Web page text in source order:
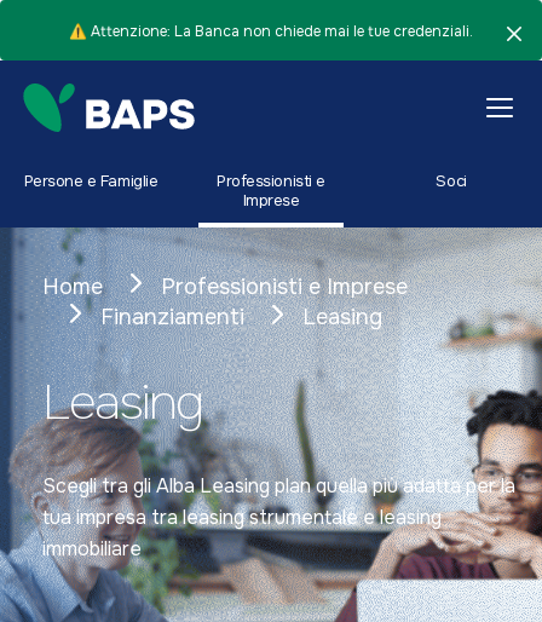
⚠️ Attenzione: La Banca non chiede mai le tue credenziali.
Persone e Famiglie
Professionisti e
Imprese
Soci
Home
Professionisti e Imprese
Finanziamenti
Leasing
Leasing
Scegli tra gli Alba Leasing plan quella più adatta per la
tua impresa tra leasing strumentale e leasing
immobiliare